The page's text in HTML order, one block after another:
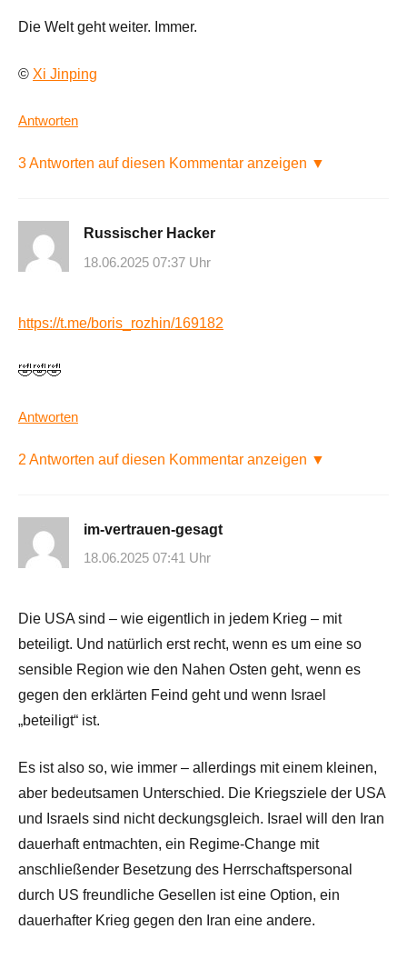
Die Welt geht weiter. Immer.
© Xi Jinping
Antworten
3 Antworten auf diesen Kommentar anzeigen ▼
Russischer Hacker
18.06.2025 07:37 Uhr
https://t.me/boris_rozhin/169182
🤣🤣🤣
Antworten
2 Antworten auf diesen Kommentar anzeigen ▼
im-vertrauen-gesagt
18.06.2025 07:41 Uhr
Die USA sind – wie eigentlich in jedem Krieg – mit
beteiligt. Und natürlich erst recht, wenn es um eine so
sensible Region wie den Nahen Osten geht, wenn es
gegen den erklärten Feind geht und wenn Israel
„beteiligt“ ist.
Es ist also so, wie immer – allerdings mit einem kleinen,
aber bedeutsamen Unterschied. Die Kriegsziele der USA
und Israels sind nicht deckungsgleich. Israel will den Iran
dauerhaft entmachten, ein Regime-Change mit
anschließender Besetzung des Herrschaftspersonal
durch US freundliche Gesellen ist eine Option, ein
dauerhafter Krieg gegen den Iran eine andere.